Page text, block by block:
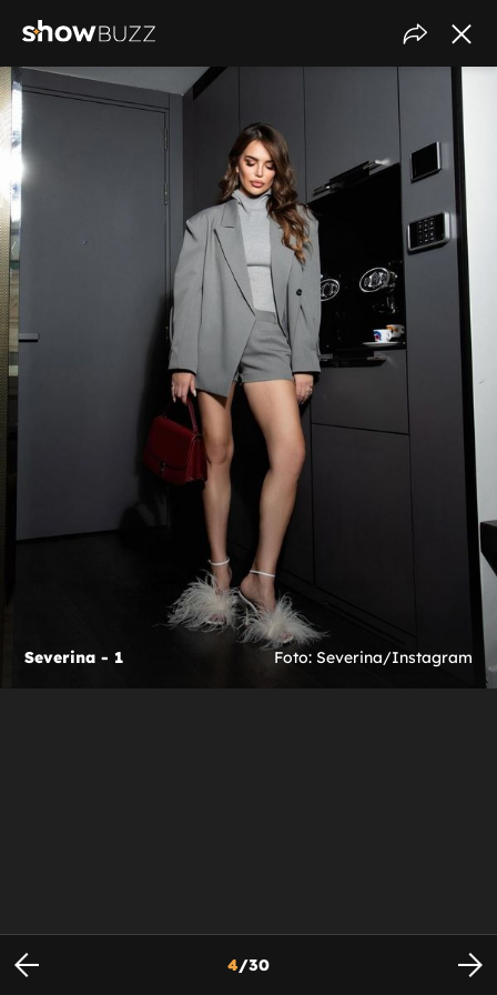
Severina - 1 Foto: Severina/Instagram
4/30